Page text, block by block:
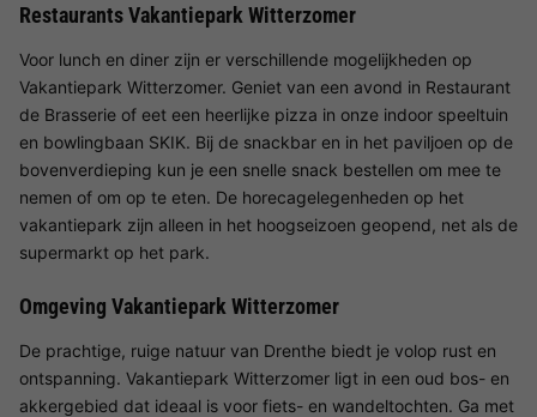
Restaurants Vakantiepark Witterzomer
Voor lunch en diner zijn er verschillende mogelijkheden op
Vakantiepark Witterzomer. Geniet van een avond in Restaurant
de Brasserie of eet een heerlijke pizza in onze indoor speeltuin
en bowlingbaan SKIK. Bij de snackbar en in het paviljoen op de
bovenverdieping kun je een snelle snack bestellen om mee te
nemen of om op te eten. De horecagelegenheden op het
vakantiepark zijn alleen in het hoogseizoen geopend, net als de
supermarkt op het park.
Omgeving Vakantiepark Witterzomer
De prachtige, ruige natuur van Drenthe biedt je volop rust en
ontspanning. Vakantiepark Witterzomer ligt in een oud bos- en
akkergebied dat ideaal is voor fiets- en wandeltochten. Ga met